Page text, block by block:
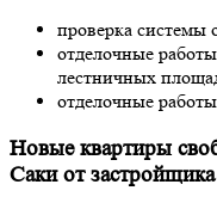
проверка системы
отделочные
лестничных
отделочные
Новые квартиры
Саки от застройщика